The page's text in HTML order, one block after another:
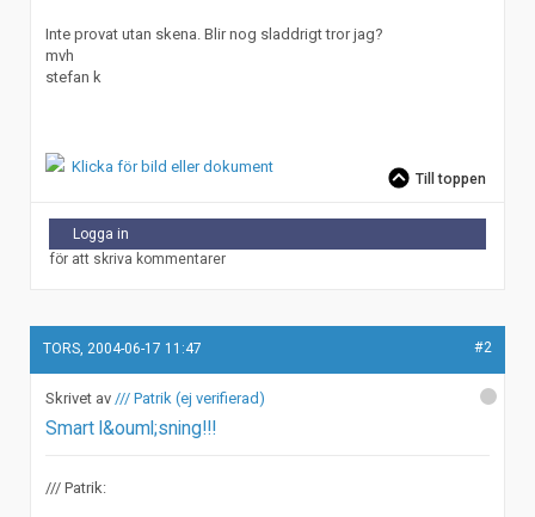
Inte provat utan skena. Blir nog sladdrigt tror jag?
mvh
stefan k
Klicka för bild eller dokument
Till toppen
Logga in
för att skriva kommentarer
TORS, 2004-06-17 11:47 #2
/// Patrik (ej verifierad)
Smart l&ouml;sning!!!
/// Patrik: